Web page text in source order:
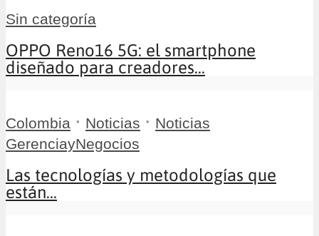
Sin categoría
OPPO Reno16 5G: el smartphone
diseñado para creadores...
Colombia • Noticias • Noticias
GerenciayNegocios
Las tecnologías y metodologías que
están...